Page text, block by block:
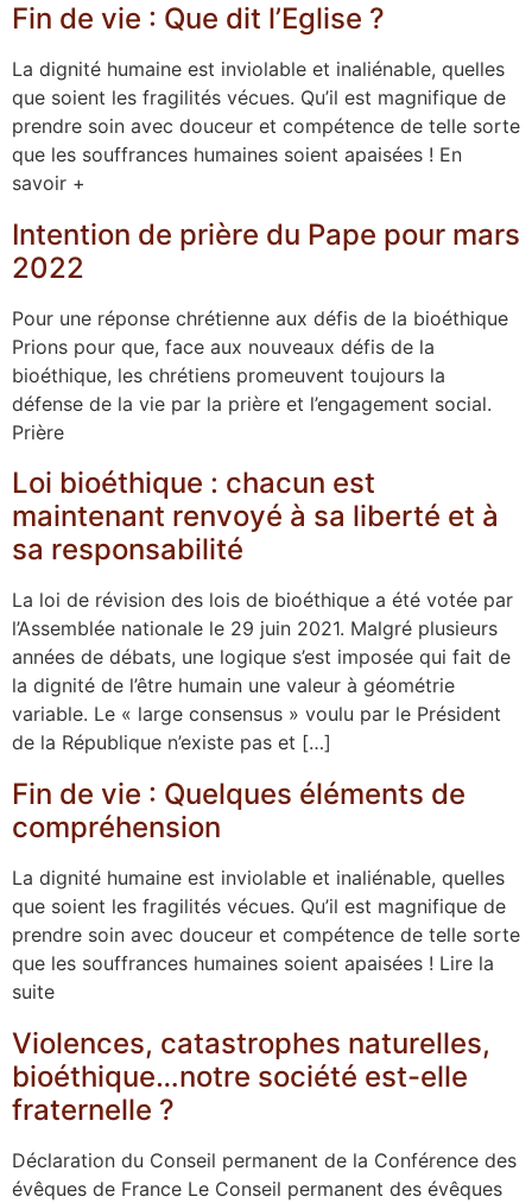
Fin de vie : Que dit l’Eglise ?
La dignité humaine est inviolable et inaliénable, quelles
que soient les fragilités vécues. Qu’il est magnifique de
prendre soin avec douceur et compétence de telle sorte
que les souffrances humaines soient apaisées ! En
savoir +
Intention de prière du Pape pour mars
2022
Pour une réponse chrétienne aux défis de la bioéthique
Prions pour que, face aux nouveaux défis de la
bioéthique, les chrétiens promeuvent toujours la
défense de la vie par la prière et l’engagement social.
Prière
Loi bioéthique : chacun est
maintenant renvoyé à sa liberté et à
sa responsabilité
La loi de révision des lois de bioéthique a été votée par
l’Assemblée nationale le 29 juin 2021. Malgré plusieurs
années de débats, une logique s’est imposée qui fait de
la dignité de l’être humain une valeur à géométrie
variable. Le « large consensus » voulu par le Président
de la République n’existe pas et […]
Fin de vie : Quelques éléments de
compréhension
La dignité humaine est inviolable et inaliénable, quelles
que soient les fragilités vécues. Qu’il est magnifique de
prendre soin avec douceur et compétence de telle sorte
que les souffrances humaines soient apaisées ! Lire la
suite
Violences, catastrophes naturelles,
bioéthique…notre société est-elle
fraternelle ?
Déclaration du Conseil permanent de la Conférence des
évêques de France Le Conseil permanent des évêques